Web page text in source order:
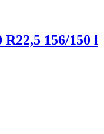
R22,5 156/150 l